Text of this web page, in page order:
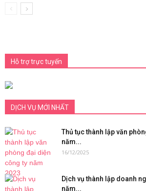
Hỗ trợ trực tuyến
DỊCH VỤ MỚI NHẤT
Thủ tục thành lập văn
năm...
16/12/2025
Dịch vụ thành lập doanh
năm...